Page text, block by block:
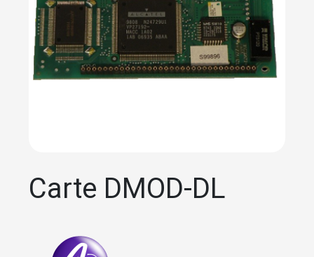
Carte DMOD-DL